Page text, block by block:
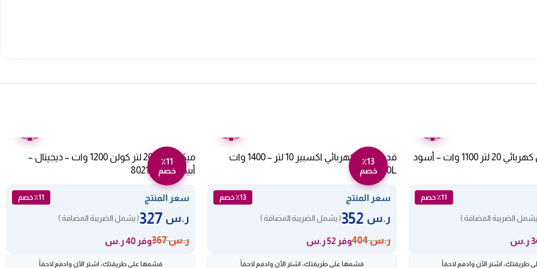
ميكروويف كولن كهربائي 20 لتر 1100 وات – أسود
٪11 خصم
الضريبة المضافة )
طريقتك، اشترِ الآن وادفع لاحقاً
٪13
خصم
قدر ضغط كهربائي اكسبير 10 لتر – 1400 وات
XPC-14-10L
سعر المنتج ٪13 خصم
ر.س ( يشمل الضريبة المضافة )
ر.س404 وفر 52 ر.س
قسّمها على طريقتك، اشترِ الآن وادفع لاحقاً
٪11
خصم
ميكروويف 20 لتر كولن 1200 وات – ديجيتال –
أبيض 802100001
سعر المنتج ٪11 خصم
ر.س ( يشمل الضريبة المضافة )
ر.س367 وفر 40 ر.س
قسّمها على طريقتك، اشترِ الآن وادفع لاحقاً